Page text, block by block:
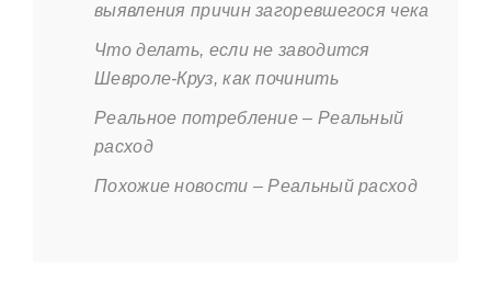
выявления причин загоревшегося чека
Что делать, если не заводится
Шевроле-Круз, как починить
Реальное потребление – Реальный
расход
Похожие новости – Реальный расход